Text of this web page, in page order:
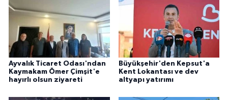
Ayvalık Ticaret Odası'ndan
Kaymakam Ömer Çimşit'e
hayırlı olsun ziyareti
Büyükşehir'den Kepsut'a
Kent Lokantası ve dev
altyapı yatırımı